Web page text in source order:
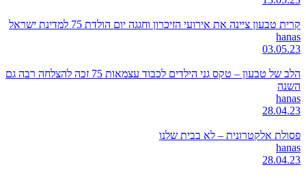
קרית טבעון ציינה את אירועי הזיכרון וחגגה יום הולדת 75 למדינת ישראל
hanas
03.05.23
הלב של טבעון – טקס גני הילדים לכבוד עצמאות 75 זכה להצלחה רבה גם
השנה
hanas
28.04.23
פסולת אלקטרונית – לא בבית שלנו
hanas
28.04.23